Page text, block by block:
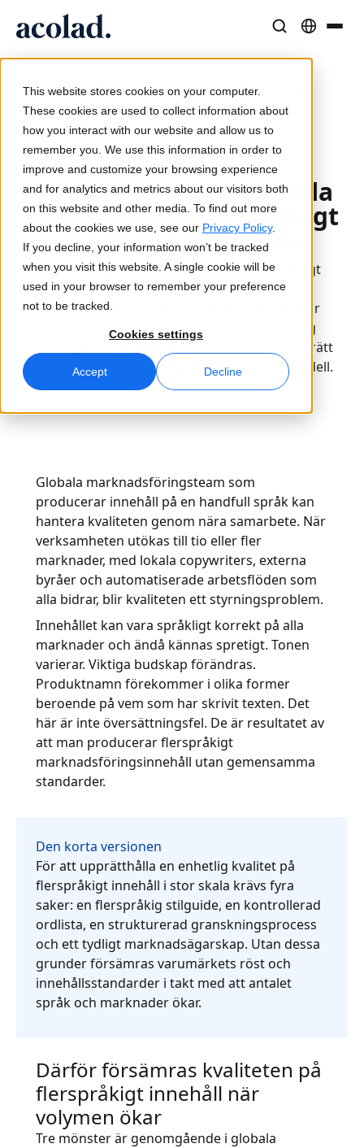
This website stores cookies on your computer.
These cookies are used to collect information about
how you interact with our website and allow us to
remember you. We use this information in order to
improve and customize your browsing experience
and for analytics and metrics about our visitors both
on this website and other media. To find out more
about the cookies we use, see our Privacy Policy.
If you decline, your information won’t be tracked
when you visit this website. A single cookie will be
used in your browser to remember your preference
not to be tracked.
Cookies settings
Accept Decline
Översättning
AI-hastighet, mänsklig precision
Tolkning
Sömlös kommunikation var som helst
Media och underhållning
Ta berättelser till varje skärm
Konsult- och outsourcingtjänster
Dataservice
Förbättra AI med tillförlitliga data
Alla lösningar
Lösningar per Bransch
Life Science
Tillverkningsindustri
Juridik
Offentliga Institutioner
Försvar & Säkerhet
Alla branscher
Lia Translate
Omedelbara översättningar i linje med ert varumärke
Anslutning
Arbetsflödesintegration gjord enkel
AI-tolkning
Röstöversättning i realtid
Kvalitetssäkring
Stärk er AI med kvalitetsdata
Meet Lia
Fast, smart and scalable AI translation
Kundcase
Verkliga resultat från våra kunder
Artiklar
Expertperspektiv på globalt innehåll
E-böcker
Fördjupande guider och strategier
Webbinarier on demand
Bemästra AI-driven översättning för globala
varumärken
Tips för att frigöra effektivitet, skala och kvalitet
Om Acolad
Hållbarhet
Partners
Nyheter
Karriär
Bygg din framtid tillsammans med oss
Frilansmöjligheter
Bli en del av vårt globala nätverk
Upprätthålla kvaliteten på flerspråkigt innehåll i
stor skala
2026-03-27
Så kan man upprätthålla
kvaliteten på flerspråkigt
innehåll i stor skala
För att upprätthålla kvaliteten på flerspråkigt
innehåll i stor skala krävs mer än korrekt
översättning. I den här artikeln förklaras hur
globala marknadsföringsteam kan hålla sig
enhetliga på olika språk och marknader med rätt
standarder, granskningsprocess och ägarmodell.
Globala marknadsföringsteam som
producerar innehåll på en handfull språk kan
hantera kvaliteten genom nära samarbete. När
verksamheten utökas till tio eller fler
marknader, med lokala copywriters, externa
byråer och automatiserade arbetsflöden som
alla bidrar, blir kvaliteten ett styrningsproblem.
Innehållet kan vara språkligt korrekt på alla
marknader och ändå kännas spretigt. Tonen
varierar. Viktiga budskap förändras.
Produktnamn förekommer i olika former
beroende på vem som har skrivit texten. Det
här är inte översättningsfel. De är resultatet av
att man producerar flerspråkigt
marknadsföringsinnehåll utan gemensamma
standarder.
Den korta versionen
För att upprätthålla en enhetlig kvalitet på
flerspråkigt innehåll i stor skala krävs fyra
saker: en flerspråkig stilguide, en kontrollerad
ordlista, en strukturerad granskningsprocess
och ett tydligt marknadsägarskap. Utan dessa
grunder försämras varumärkets röst och
innehållsstandarder i takt med att antalet
språk och marknader ökar.
Därför försämras kvaliteten på
flerspråkigt innehåll när
volymen ökar
Tre mönster är genomgående i globala